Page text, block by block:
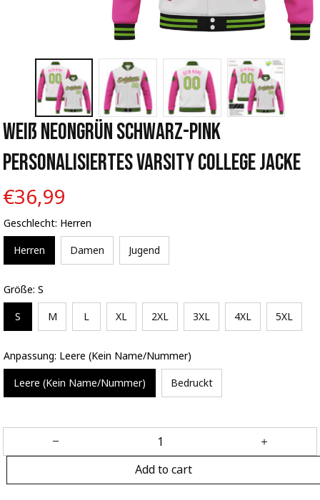
Weiß Neongrün Schwarz-Pink
Personalisiertes Varsity College Jacke
€36,99
Geschlecht: Herren
Herren Damen Jugend
Größe: S
S M L XL 2XL 3XL 4XL 5XL
Anpassung: Leere (Kein Name/Nummer)
Leere (Kein Name/Nummer) Bedruckt
Add to cart